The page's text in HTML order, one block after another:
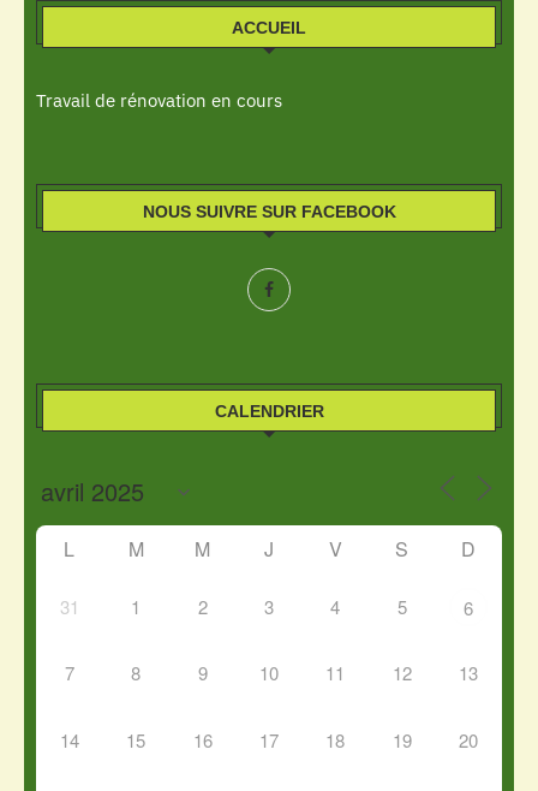
ACCUEIL
Travail de rénovation en cours
NOUS SUIVRE SUR FACEBOOK
CALENDRIER
L M M J V S D
31 1 2 3 4 5 6
7 8 9 10 11 12 13
14 15 16 17 18 19 20